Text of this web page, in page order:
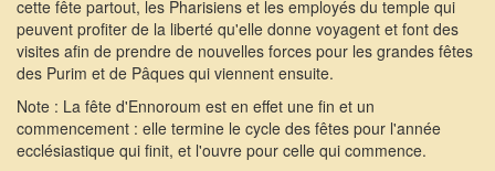
cette fête partout, les Pharisiens et les employés du temple qui
peuvent profiter de la liberté qu'elle donne voyagent et font des
visites afin de prendre de nouvelles forces pour les grandes fêtes
des Purim et de Pâques qui viennent ensuite.
Note : La fête d'Ennoroum est en effet une fin et un
commencement : elle termine le cycle des fêtes pour l'année
ecclésiastique qui finit, et l'ouvre pour celle qui commence.